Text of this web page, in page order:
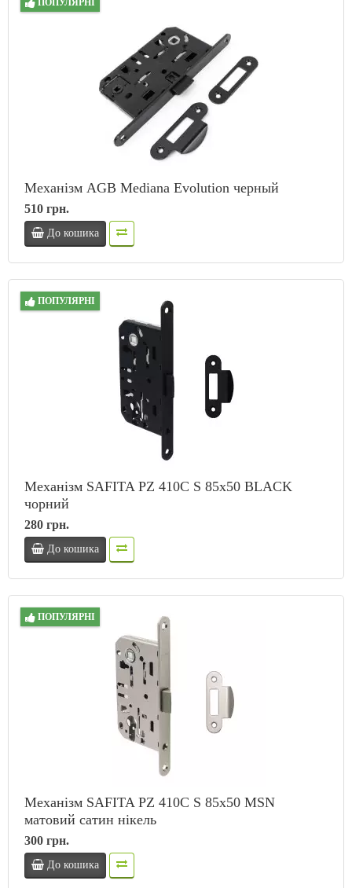
Механізм AGB Mediana Evolution черный
510 грн.
До кошика
ПОПУЛЯРНІ
Механізм SAFITA PZ 410C S 85x50 BLACK
чорний
280 грн.
До кошика
ПОПУЛЯРНІ
Механізм SAFITA PZ 410C S 85x50 MSN
матовий сатин нікель
300 грн.
До кошика